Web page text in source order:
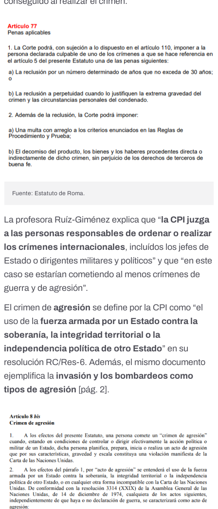
Fuente: Estatuto de Roma.
La profesora Ruíz-Giménez explica que “ la CPI juzga
a las personas responsables de ordenar o realizar
los crímenes internacionales, incluídos los jefes de
Estado o dirigentes militares y políticos” y que “en este
caso se estarían cometiendo al menos crímenes de
guerra y de agresión”.
El crimen de agresión se define por la CPI como “el
uso de la fuerza armada por un Estado contra la
soberanía, la integridad territorial o la
independencia política de otro Estado” en su
resolución RC/Res-6. Además, el mismo documento
ejemplifica la invasión y los bombardeos como
tipos de agresión [pág. 2].